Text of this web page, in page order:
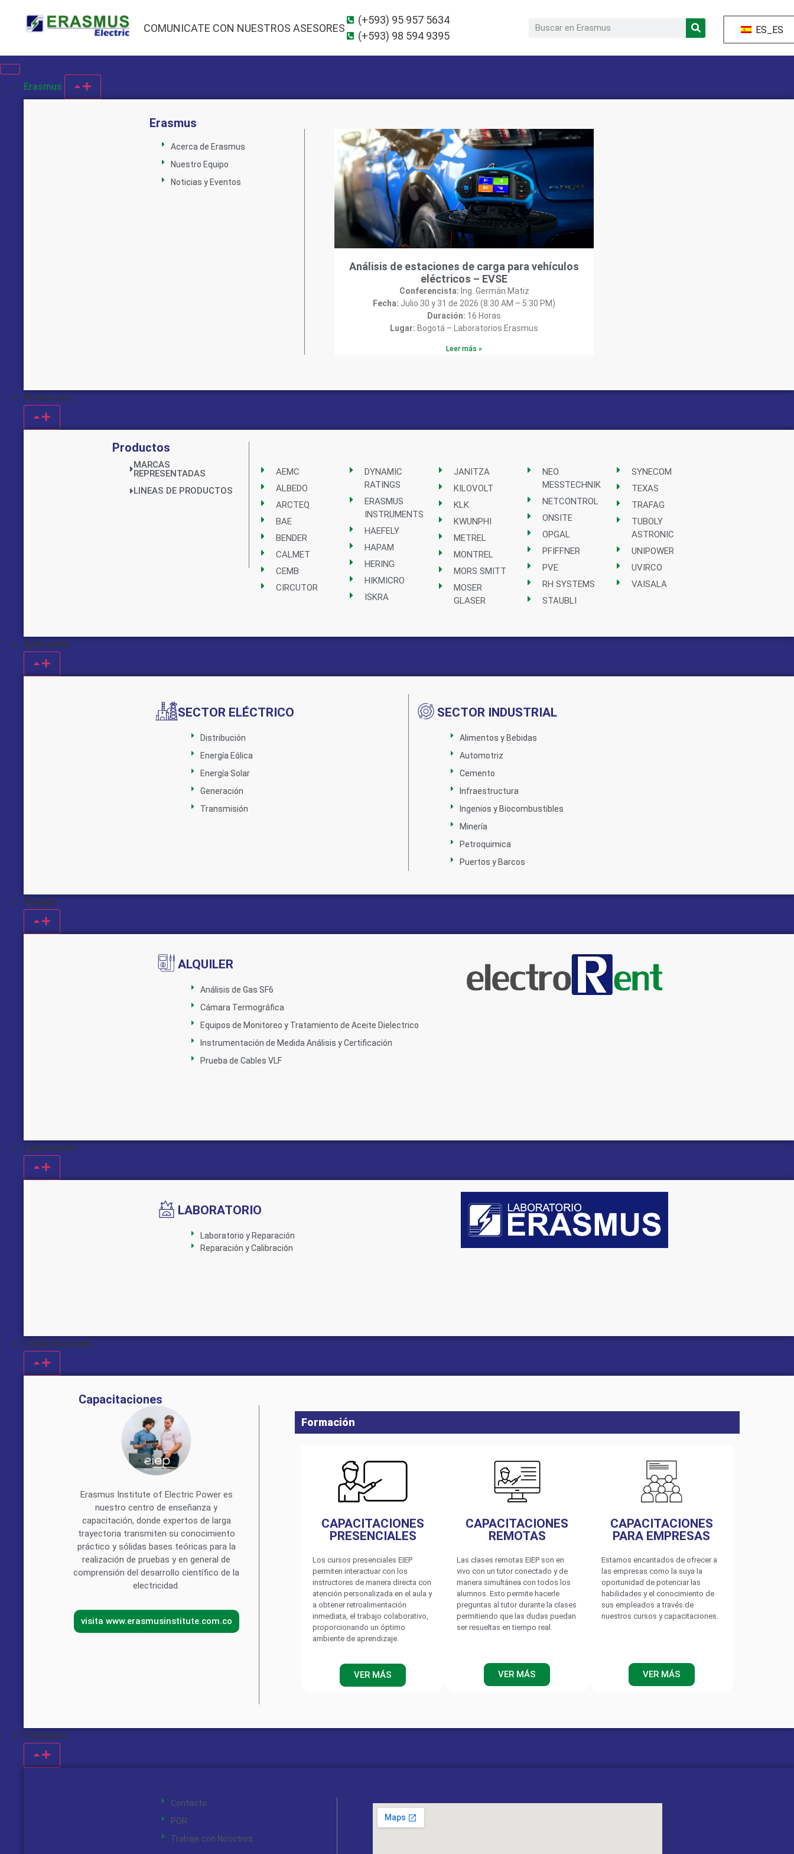
COMUNICATE CON NUESTROS ASESORES
(+593) 95 957 5634
(+593) 98 594 9395
ES_ES
Erasmus
Erasmus
Acerca de Erasmus
Nuestro Equipo
Noticias y Eventos
Análisis de estaciones de carga para vehículos
eléctricos – EVSE
Conferencista: Ing. Germán Matiz
Fecha: Julio 30 y 31 de 2026 (8:30 AM – 5:30 PM)
Duración: 16 Horas
Lugar: Bogotá – Laboratorios Erasmus
Leer más »
Productos
Productos
MARCAS
REPRESENTADAS
LINEAS DE PRODUCTOS
AEMC
ALBEDO
ARCTEQ
BAE
BENDER
CALMET
CEMB
CIRCUTOR
DYNAMIC
RATINGS
ERASMUS
INSTRUMENTS
HAEFELY
HAPAM
HERING
HIKMICRO
ISKRA
JANITZA
KILOVOLT
KLK
KWUNPHI
METREL
MONTREL
MORS SMITT
MOSER
GLASER
NEO
MESSTECHNIK
NETCONTROL
ONSITE
OPGAL
PFIFFNER
PVE
RH SYSTEMS
STAUBLI
SYNECOM
TEXAS
TRAFAG
TUBOLY
ASTRONIC
UNIPOWER
UVIRCO
VAISALA
Aplicación
SECTOR ELÉCTRICO
Distribución
Energía Eólica
Energía Solar
Generación
Transmisión
SECTOR INDUSTRIAL
Alimentos y Bebidas
Automotriz
Cemento
Infraestructura
Ingenios y Biocombustibles
Minería
Petroquimica
Puertos y Barcos
Alquiler
ALQUILER
Análisis de Gas SF6
Cámara Termográfica
Equipos de Monitoreo y Tratamiento de Aceite Dielectrico
Instrumentación de Medida Análisis y Certificación
Prueba de Cables VLF
Laboratorio
LABORATORIO
Laboratorio y Reparación
Reparación y Calibración
Capacitaciones
Capacitaciones
Erasmus Institute of Electric Power es
nuestro centro de enseñanza y
capacitación, donde expertos de larga
trayectoria transmiten su conocimiento
práctico y sólidas bases teóricas para la
realización de pruebas y en general de
comprensión del desarrollo científico de la
electricidad.
visita www.erasmusinstitute.com.co
Formación
CAPACITACIONES
PRESENCIALES
Los cursos presenciales EIEP
permiten interactuar con los
instructores de manera directa con
atención personalizada en el aula y
a obtener retroalimentación
inmediata, el trabajo colaborativo,
proporcionando un óptimo
ambiente de aprendizaje.
VER MÁS
CAPACITACIONES
REMOTAS
Las clases remotas EIEP son en
vivo con un tutor conectado y de
manera simultánea con todos los
alumnos. Esto permite hacerle
preguntas al tutor durante la clases
permitiendo que las dudas puedan
ser resueltas en tiempo real.
VER MÁS
CAPACITACIONES
PARA EMPRESAS
Estamos encantados de ofrecer a
las empresas como la suya la
oportunidad de potenciar las
habilidades y el conocimiento de
sus empleados a través de
nuestros cursos y capacitaciones.
VER MÁS
Contacto
Contacto
PQR
Trabaje con Nosotros